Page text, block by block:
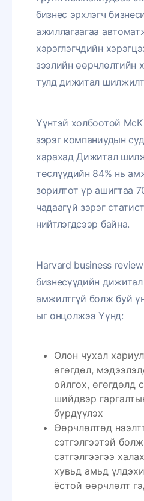
бизнес эрхлэгч
ажиллагаагаа
хэрэглэгчдийн
зээлийн өөрчлөлтийн
тулд дижитал
Үүнтэй холбоотой
зэрэг компаниудын
харахад Дижитал
төслүүдийн 84% нь
зорилтот үр ашигтаа
чадаагүй зэрэг
нийтлэгдсээр байна.
Harvard business
бизнесүүдийн
амжилтгүй болж буй
ыг онцолжээ Үүнд:
Олон чухал
өгөгдөл,
ойлгох, өгөгдөлд
шийдвэр
бүрдүүлэх
Өөрчлөлтөд
сэтгэлгээтэй
сэтгэлгээгээ
хувьд амьд
ёстой өөрчлөлт